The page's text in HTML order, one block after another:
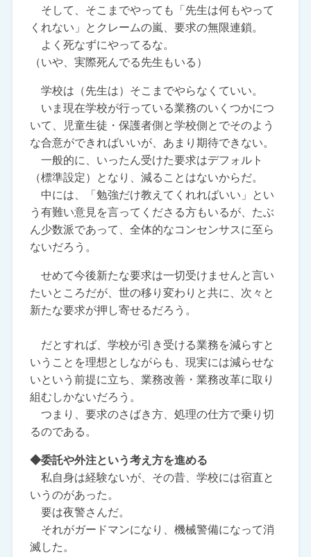
そして、そこまでやっても「先生は何もやって
くれない」とクレームの嵐、要求の無限連鎖。
よく死なずにやってるな。
（いや、実際死んでる先生もいる）
学校は（先生は）そこまでやらなくていい。
いま現在学校が行っている業務のいくつかにつ
いて、児童生徒・保護者側と学校側とでそのよう
な合意ができればいいが、あまり期待できない。
一般的に、いったん受けた要求はデフォルト
（標準設定）となり、減ることはないからだ。
中には、「勉強だけ教えてくれればいい」とい
う有難い意見を言ってくださる方もいるが、たぶ
ん少数派であって、全体的なコンセンサスに至ら
ないだろう。
せめて今後新たな要求は一切受けませんと言い
たいところだが、世の移り変わりと共に、次々と
新たな要求が押し寄せるだろう。
だとすれば、学校が引き受ける業務を減らすと
いうことを理想としながらも、現実には減らせな
いという前提に立ち、業務改善・業務改革に取り
組むしかないだろう。
つまり、要求のさばき方、処理の仕方で乗り切
るのである。
◆委託や外注という考え方を進める
私自身は経験ないが、その昔、学校には宿直と
いうのがあった。
要は夜警さんだ。
それがガードマンになり、機械警備になって消
滅した。